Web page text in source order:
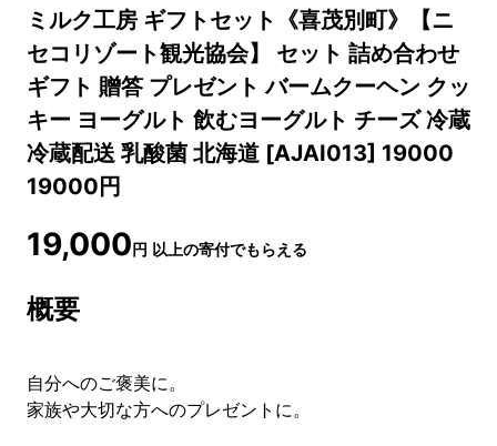
ミルク工房 ギフトセット《喜茂別町》【ニ
セコリゾート観光協会】 セット 詰め合わせ
ギフト 贈答 プレゼント バームクーヘン クッ
キー ヨーグルト 飲むヨーグルト チーズ 冷蔵
冷蔵配送 乳酸菌 北海道 [AJAI013] 19000
19000円
19,000円 以上の寄付でもらえる
概要
自分へのご褒美に。
家族や大切な方へのプレゼントに。